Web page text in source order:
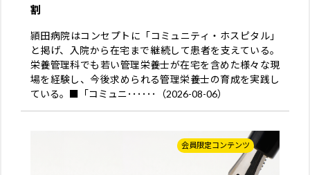
割
頴田病院はコンセプトに「コミュニティ・ホスピタル」
と掲げ、入院から在宅まで継続して患者を支えている。
栄養管理科でも若い管理栄養士が在宅を含めた様々な現
場を経験し、今後求められる管理栄養士の育成を実践し
ている。■「コミュニ･･････（2026-08-06）
会員限定コンテンツ